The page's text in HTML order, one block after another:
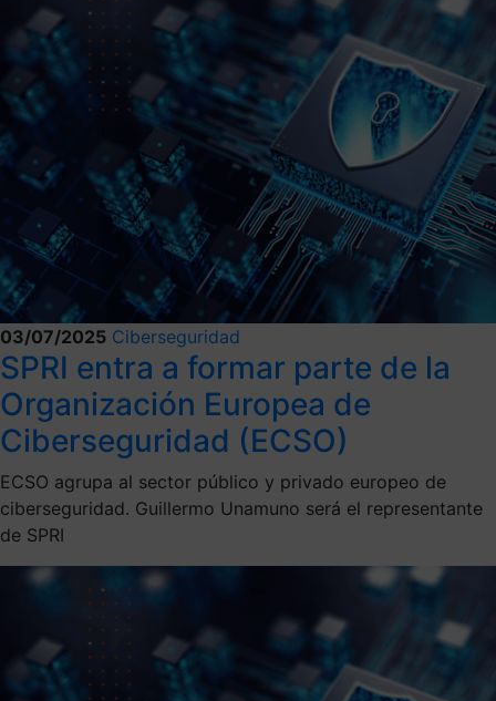
03/07/2025 Ciberseguridad
SPRI entra a formar parte de la
Organización Europea de
Ciberseguridad (ECSO)
ECSO agrupa al sector público y privado europeo de
ciberseguridad. Guillermo Unamuno será el representante
de SPRI